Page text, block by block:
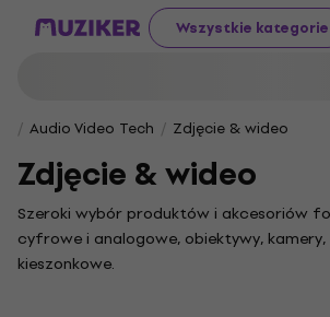
Wszystkie kategorie
Audio Video Tech Zdjęcie & wideo
Zdjęcie & wideo
Szeroki wybór produktów i akcesoriów
cyfrowe i analogowe, obiektywy, kamery,
kieszonkowe.